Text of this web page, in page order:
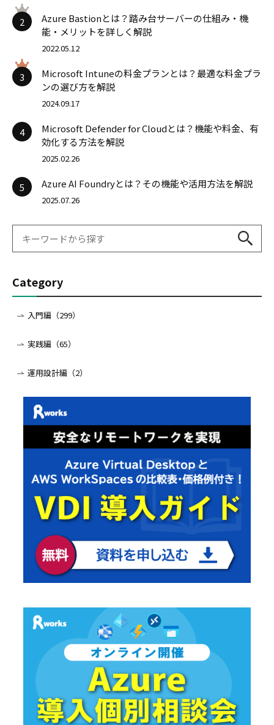
2
Azure Bastionとは？踏み台サーバーの仕組み・機
能・メリットを詳しく解説
2022.05.12
3
Microsoft Intuneの料金プランとは？最適な料金プラ
ンの選び方を解説
2024.09.17
4
Microsoft Defender for Cloudとは？機能や料金、有
効化する方法を解説
2025.02.26
5 Azure AI Foundryとは？その機能や活用方法を解説
2025.07.26
Category
入門編（299）
実践編（65）
運用設計編（2）